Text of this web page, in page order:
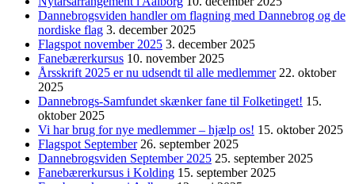
Dannebrogsviden handler om flagning med Dannebrog og de
nordiske flag 3. december 2025
Flagspot november 2025 3. december 2025
Fanebærerkursus 10. november 2025
Årsskrift 2025 er nu udsendt til alle medlemmer 22. oktober
2025
Dannebrogs-Samfundet skænker fane til Folketinget! 15.
oktober 2025
Vi har brug for nye medlemmer – hjælp os! 15. oktober 2025
Flagspot September 26. september 2025
Dannebrogsviden September 2025 25. september 2025
Fanebærerkursus i Kolding 15. september 2025